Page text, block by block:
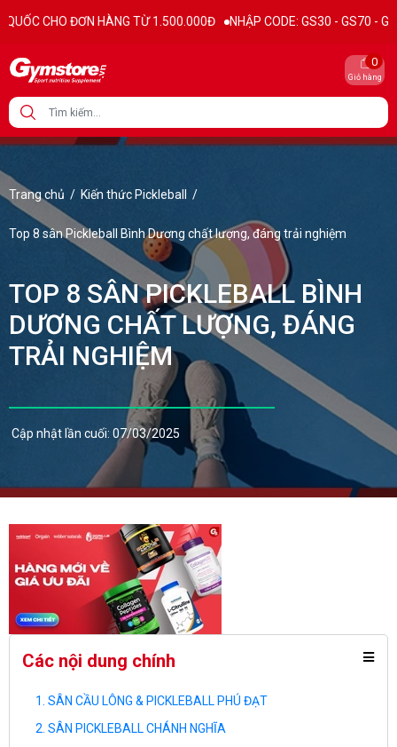
TỪ 1.500.000Đ NHẬP CODE: GS30 - GS70 - GS100 giảm trực tiếp
Giỏ hàng
0
Trang chủ / Kiến thức Pickleball /
Top 8 sân Pickleball Bình Dương chất lượng, đáng trải nghiệm
TOP 8 SÂN PICKLEBALL BÌNH
DƯƠNG CHẤT LƯỢNG, ĐÁNG
TRẢI NGHIỆM
Cập nhật lần cuối: 07/03/2025
Các nội dung chính
SÂN CẦU LÔNG & PICKLEBALL PHÚ ĐẠT
SÂN PICKLEBALL CHÁNH NGHĨA